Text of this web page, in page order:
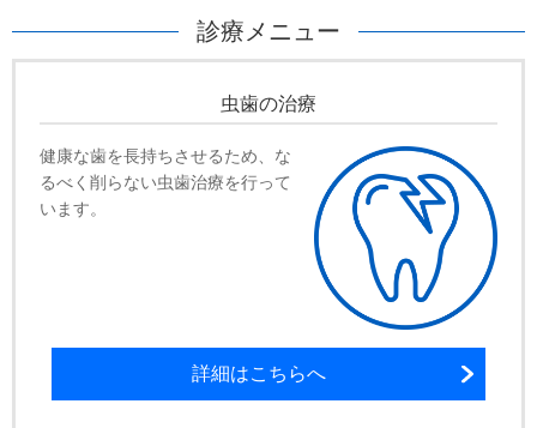
診療メニュー
虫歯の治療
健康な歯を長持ちさせるため、な
るべく削らない虫歯治療を行って
います。
詳細はこちらへ